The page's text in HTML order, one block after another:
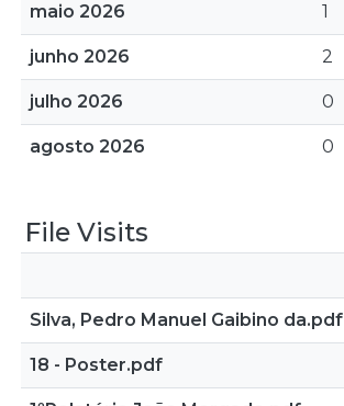
maio 2026 1
junho 2026 2
julho 2026 0
agosto 2026 0
File Visits
Silva, Pedro Manuel Gaibino da.pdf
18 - Poster.pdf